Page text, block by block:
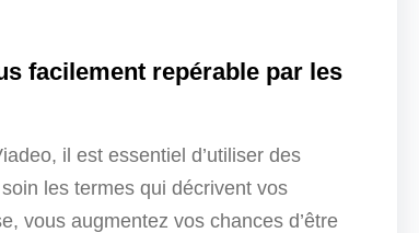
facilement repérable par les
il est essentiel d’utiliser des
les termes qui décrivent vos
vous augmentez vos chances d’être